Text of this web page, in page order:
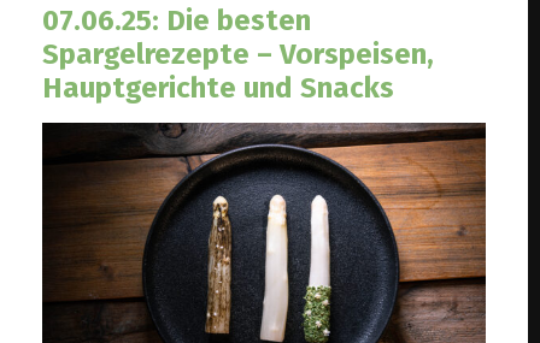
07.06.25: Die besten
Spargelrezepte – Vorspeisen,
Hauptgerichte und Snacks